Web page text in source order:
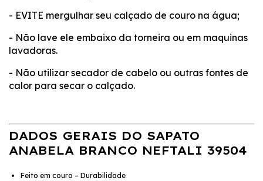
- EVITE mergulhar seu calçado de couro na água;
- Não lave ele embaixo da torneira ou em maquinas
lavadoras.
- Não utilizar secador de cabelo ou outras fontes de
calor para secar o calçado.
DADOS GERAIS DO SAPATO
ANABELA BRANCO NEFTALI 39504
Feito em couro – Durabilidade